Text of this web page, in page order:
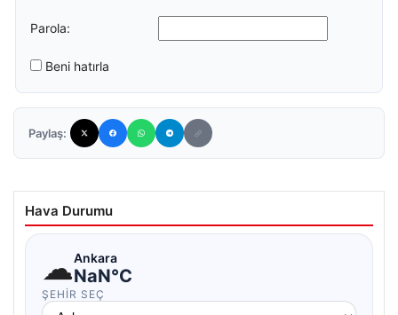
Parola:
Beni hatırla
Paylaş:
Hava Durumu
☁Ankara
NaN°C
ŞEHIR SEÇ